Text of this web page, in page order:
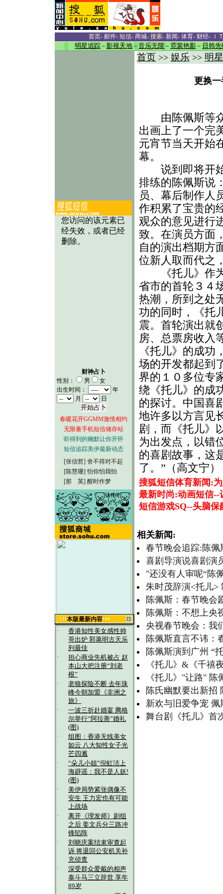
首页- 邮件- 短信- 商城- 搜索- 新闻- 体育- 财经- Ｉ
明星追踪 － 影视天地 － 音乐无限 － 霓裳艳影 － 日韩先
财神占卜
性别：
男
女
出生时间：
年
月
日
春暖花开GGMM激情相约
无限量手机短信储存站
听得到的幽默让你开怀
短信追踪美伊最新动态
[张信哲] 舍不得对不起
[陈慧珊] 怕你怕我怕
[那 英] 醒时作梦
本版最新内容
·
香港知性美女感性帅
哥出炉 郭蔼明古天乐
列最佳
·
担心商业先机被占 赵
本山大把注册“刘老
根”
·
老狼探险不断 去年珠
峰今朝加盟《非洲之
旅》
·
一波三折赴婚宴 腾格
尔举行“阿拉善”婚礼
(图)
·
组图：香港无线美女
如云 八大知性女子光
芒四溅
·
“朵儿小姐”倪虹洁上
海辟谣：我不是人妖!
(图)
·
美伊局势紧张偶像不
安生 王力宏也有可能
上战场
·
离开《理发师》剧组
之后 姜文兵分三路冲
锋陷阵
·
刘晓庆案结束审查起
诉 将退回公安机关补
充侦查
·
深受群众爱戴的相声
泰斗马三立辞世 享年
89岁
首页 >> 娱乐 >> 明
更换
由陈佩斯等众
出画上了一个完
元宵节当天开始
幕。
说到即将开始
排练的陈佩斯说
员、幕后制作人
作积累了宝贵的
观众的意见进行
致。在演员方面
自的演出档期方
位新人取而代之
《托儿》作为
省市的首轮３４
热潮，所到之处
功的同时，《托
震。首轮演出就
房、总票房收入
《托儿》的成
场的开发都起到
界的１０多位专
绕《托儿》的成
的探讨。中国喜
地许多以方言见
剧，而《托儿》
为出发点，以错
的喜剧故事，这
了。”（高文宁）
搜狐短信体育新闻:
最新时尚:动画短信--
短信游戏SQ--头脑
相关新闻:
春节晚会追踪:陈
喜剧导演说喜剧演
"还没有人审呢“陈
朱时茂辞演<托儿>
陈佩斯：春节晚会
陈佩斯：不想上央
央视春节晚会：我
陈佩斯直言不讳：
陈佩斯演到广州 “
《托儿》&《千禧
《托儿》"让路"
陈氏幽默要出新招
新欢与旧爱争宠
舞台剧《托儿》首